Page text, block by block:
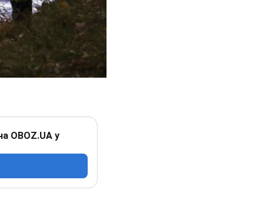
OBOZ.UA у